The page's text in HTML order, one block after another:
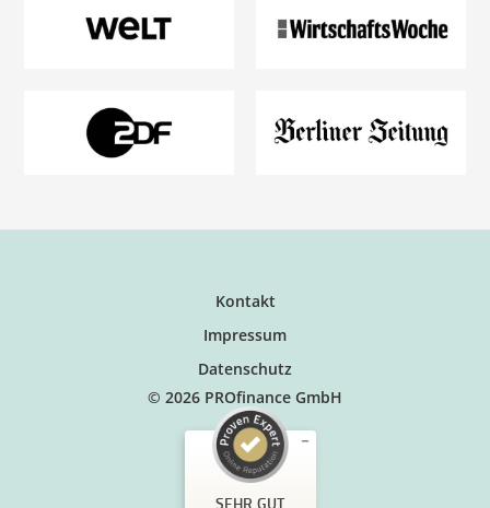
Kontakt
Impressum
Datenschutz
© 2026 PROfinance GmbH
SEHR GUT